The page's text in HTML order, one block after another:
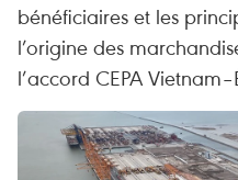
bénéficiaires et les
l’origine des
l’accord CEPA